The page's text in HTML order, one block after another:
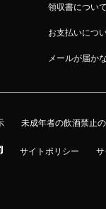
領収書について
お支払いにつ
メールが届か
未成年者の飲酒禁止
サイトポリシー